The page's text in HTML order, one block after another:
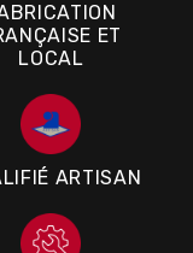
ET
LOCAL
ARTISAN